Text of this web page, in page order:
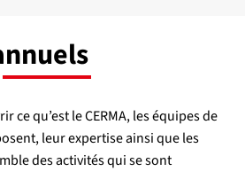
ce qu’est le CERMA, les équipes de
leur expertise ainsi que les
des activités qui se sont